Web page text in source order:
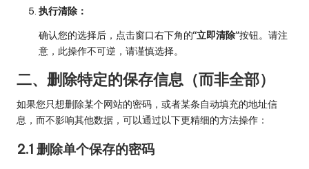
执行清除：
确认您的选择后，点击窗口右下角的“立即清除”按钮。请注
意，此操作不可逆，请谨慎选择。
二、删除特定的保存信息（而非全部）
如果您只想删除某个网站的密码，或者某条自动填充的地址信
息，而不影响其他数据，可以通过以下更精细的方法操作：
2.1 删除单个保存的密码